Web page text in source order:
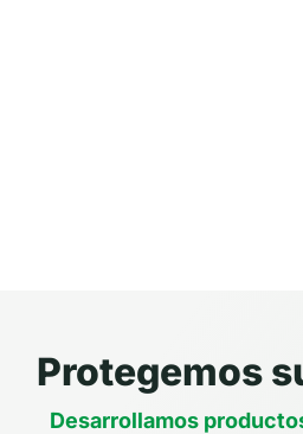
Protegemos
Desarrollamos